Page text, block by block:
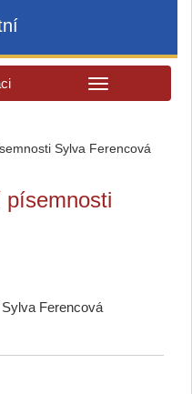
Sylva Ferencová
písemnosti
Ferencová